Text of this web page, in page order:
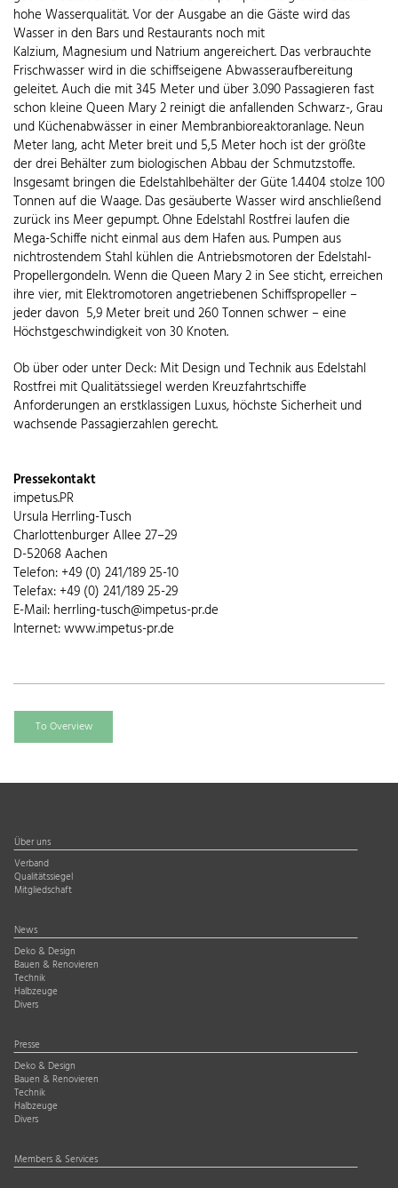
hohe Wasserqualität. Vor der Ausgabe an die Gäste wird das
Wasser in den Bars und Restaurants noch mit
Kalzium, Magnesium und Natrium angereichert. Das verbrauchte
Frischwasser wird in die schiffseigene Abwasseraufbereitung
geleitet. Auch die mit 345 Meter und über 3.090 Passagieren fast
schon kleine Queen Mary 2 reinigt die anfallenden Schwarz-, Grau
und Küchenabwässer in einer Membranbioreaktoranlage. Neun
Meter lang, acht Meter breit und 5,5 Meter hoch ist der größte
der drei Behälter zum biologischen Abbau der Schmutzstoffe.
Insgesamt bringen die Edelstahlbehälter der Güte 1.4404 stolze 100
Tonnen auf die Waage. Das gesäuberte Wasser wird anschließend
zurück ins Meer gepumpt. Ohne Edelstahl Rostfrei laufen die
Mega-Schiffe nicht einmal aus dem Hafen aus. Pumpen aus
nichtrostendem Stahl kühlen die Antriebsmotoren der Edelstahl-
Propellergondeln. Wenn die Queen Mary 2 in See sticht, erreichen
ihre vier, mit Elektromotoren angetriebenen Schiffspropeller –
jeder davon 5,9 Meter breit und 260 Tonnen schwer – eine
Höchstgeschwindigkeit von 30 Knoten.
Ob über oder unter Deck: Mit Design und Technik aus Edelstahl
Rostfrei mit Qualitätssiegel werden Kreuzfahrtschiffe
Anforderungen an erstklassigen Luxus, höchste Sicherheit und
wachsende Passagierzahlen gerecht.
Pressekontakt
impetus.PR
Ursula Herrling-Tusch
Charlottenburger Allee 27–29
D-52068 Aachen
Telefon: +49 (0) 241/189 25-10
Telefax: +49 (0) 241/189 25-29
E-Mail: herrling-tusch@impetus-pr.de
Internet: www.impetus-pr.de
To Overview
Über uns
Verband
Qualitätssiegel
Mitgliedschaft
News
Deko & Design
Bauen & Renovieren
Technik
Halbzeuge
Divers
Presse
Deko & Design
Bauen & Renovieren
Technik
Halbzeuge
Divers
Members & Services